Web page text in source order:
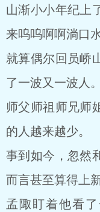
山渐小小年纪上
来呜呜啊啊淌口
就算偶尔回员峤
了一波又一波人。
师父师祖师兄师
的人越来越少。
事到如今，忽然
而言甚至算得上
孟陬盯着他看